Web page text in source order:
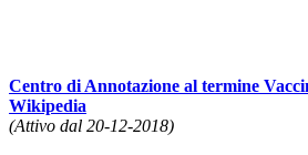
Centro di Annotazione al termine
Wikipedia
(Attivo dal 20-12-2018)